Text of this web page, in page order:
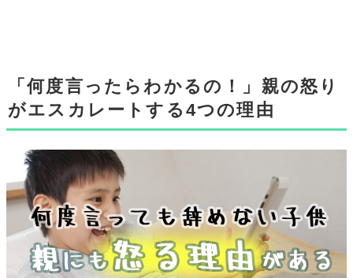
「何度言ったらわかるの！」親の怒り
がエスカレートする4つの理由